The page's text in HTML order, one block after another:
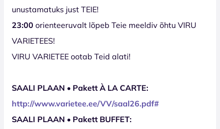
unustamatuks just TEIE!
23:00 orienteeruvalt lõpeb Teie meeldiv õhtu VIRU
VARIETEES!
VIRU VARIETEE ootab Teid alati!
SAALI PLAAN • Pakett À LA CARTE:
http://www.varietee.ee/VV/saal26.pdf#
SAALI PLAAN • Pakett BUFFET: